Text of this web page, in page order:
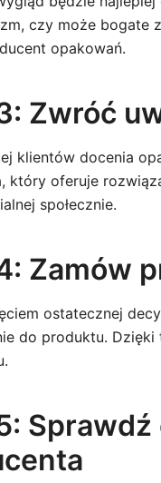
czy może bogate
opakowań.
Zwróć
klientów docenia
który oferuje
społecznie.
Zamów
ostatecznej
do produktu. Dzięki